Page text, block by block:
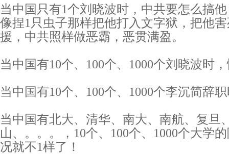
当中国只有1个刘晓波时，中共要怎么搞
像捏1只虫子那样把他打入文字狱，把他
援，中共照样做恶霸，恶贯满盈。
当中国有10个、100个、1000个刘晓波时
当中国有10个、100个、1000个李沉简辞
当中国有北大、清华、南大、南航、复旦
山、。。。，10个、100个、1000个大学
况就不1样了！